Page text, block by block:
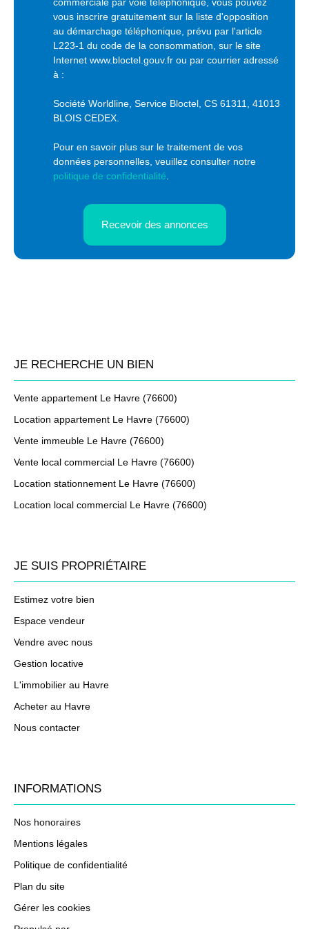
commerciale par voie téléphonique, vous pouvez
vous inscrire gratuitement sur la liste d'opposition
au démarchage téléphonique, prévu par l'article
L223-1 du code de la consommation, sur le site
Internet www.bloctel.gouv.fr ou par courrier adressé
à :
Société Worldline, Service Bloctel, CS 61311, 41013
BLOIS CEDEX.
Pour en savoir plus sur le traitement de vos
données personnelles, veuillez consulter notre
politique de confidentialité.
Recevoir des annonces
JE RECHERCHE UN BIEN
Vente appartement Le Havre (76600)
Location appartement Le Havre (76600)
Vente immeuble Le Havre (76600)
Vente local commercial Le Havre (76600)
Location stationnement Le Havre (76600)
Location local commercial Le Havre (76600)
JE SUIS PROPRIÉTAIRE
Estimez votre bien
Espace vendeur
Vendre avec nous
Gestion locative
L'immobilier au Havre
Acheter au Havre
Nous contacter
INFORMATIONS
Nos honoraires
Mentions légales
Politique de confidentialité
Plan du site
Gérer les cookies